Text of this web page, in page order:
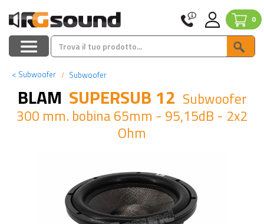
0
< Subwoofer Subwoofer
BLAM SUPERSUB 12 Subwoofer
300 mm. bobina 65mm - 95,15dB - 2x2
Ohm